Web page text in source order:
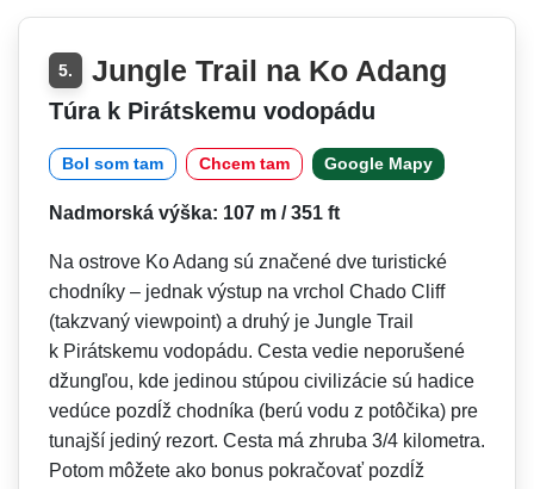
5. Jungle Trail na Ko Adang
Túra k Pirátskemu vodopádu
Bol som tam Chcem tam Google Mapy
Nadmorská výška: 107 m / 351 ft
Na ostrove Ko Adang sú značené dve turistické
chodníky – jednak výstup na vrchol Chado Cliff
(takzvaný viewpoint) a druhý je Jungle Trail
k Pirátskemu vodopádu. Cesta vedie neporušené
džungľou, kde jedinou stúpou civilizácie sú hadice
vedúce pozdĺž chodníka (berú vodu z potôčika) pre
tunajší jediný rezort. Cesta má zhruba 3/4 kilometra.
Potom môžete ako bonus pokračovať pozdĺž